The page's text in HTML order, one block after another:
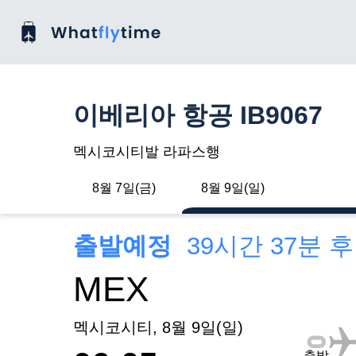
이베리아 항공 IB9067
멕시코시티발 라파스행
8월 7일(금) 8월 9일(일)
출발예정 39시간 37분
MEX
멕시코시티, 8월 9일(일)